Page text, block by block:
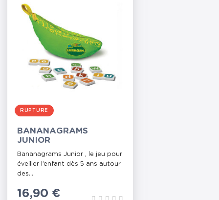
RUPTURE
BANANAGRAMS
JUNIOR
Bananagrams Junior , le jeu pour
éveiller l’enfant dès 5 ans autour
des...
Prix
16,90 €